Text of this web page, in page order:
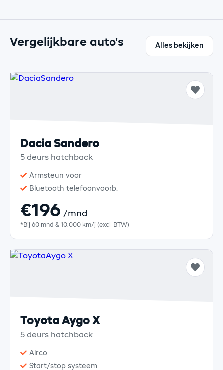
Vergelijkbare auto's Alles bekijken
Dacia Sandero
5 deurs hatchback
Armsteun voor
Bluetooth telefoonvoorb.
€196 /mnd
*Bij 60 mnd & 10.000 km/j (excl. BTW)
Toyota Aygo X
5 deurs hatchback
Airco
Start/stop systeem